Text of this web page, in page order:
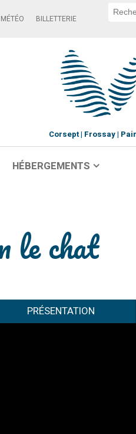
MÉTÉO BILLETTERIE
Corsept Frossay
HÉBERGEMENTS
le chat
PRÉSENTATION